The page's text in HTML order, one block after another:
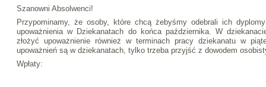
Szanowni Absolwenci!
Przypominamy, że osoby, które chcą żebyśmy odebrali ich
upoważnienia w Dziekanatach do końca października. W
złożyć upoważnienie również w terminach pracy dziekanatu w
upoważnień są w dziekanatach, tylko trzeba przyjść z dowodem
Wpłaty: